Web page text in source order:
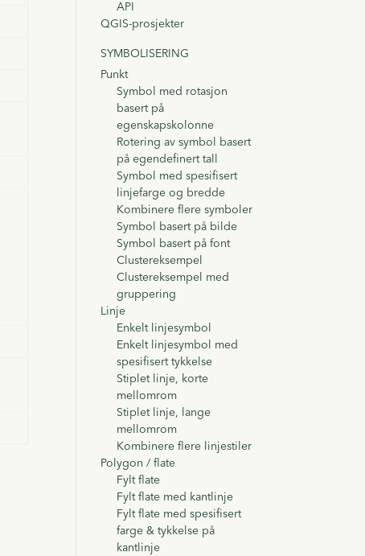
API
QGIS-prosjekter
SYMBOLISERING
Punkt
Symbol med rotasjon
basert på
egenskapskolonne
Rotering av symbol basert
på egendefinert tall
Symbol med spesifisert
linjefarge og bredde
Kombinere flere symboler
Symbol basert på bilde
Symbol basert på font
Clustereksempel
Clustereksempel med
gruppering
Linje
Enkelt linjesymbol
Enkelt linjesymbol med
spesifisert tykkelse
Stiplet linje, korte
mellomrom
Stiplet linje, lange
mellomrom
Kombinere flere linjestiler
Polygon / flate
Fylt flate
Fylt flate med kantlinje
Fylt flate med spesifisert
farge & tykkelse på
kantlinje